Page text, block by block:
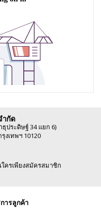
ำกัด
ประดิษฐ์ 34 แยก 6)
งเทพฯ 10120
ครเพียงสมัครสมาชิก
ารลูกค้า